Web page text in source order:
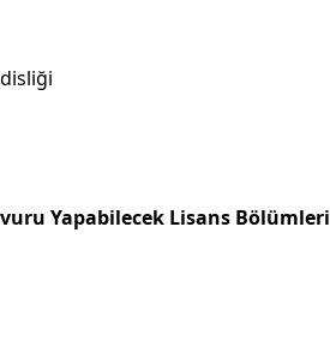
Yapabilecek Lisans Bölümleri